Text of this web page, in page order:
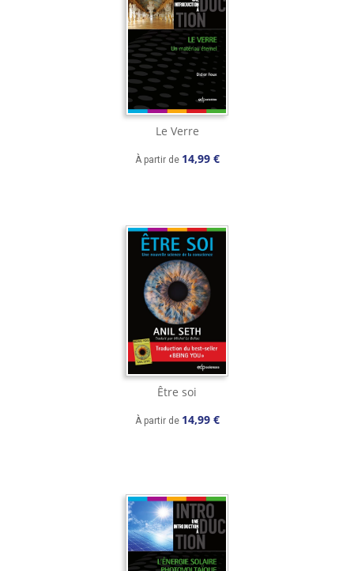
Le Verre
À partir de 14,99 €
Être soi
À partir de 14,99 €